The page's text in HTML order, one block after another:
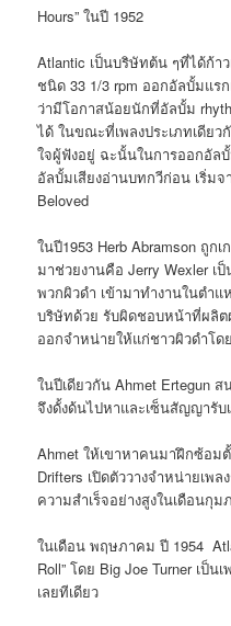
Hours” ในปี 1952
Atlantic เป็นบริษัทต้น ๆที่ได้ก้า
ชนิด 33 1/3 rpm ออกอัลบั้มแร
ว่ามีโอกาสน้อยนักที่อัลบั้ม
ได้ ในขณะที่เพลงประเภทเดียว
ใจผู้ฟังอยู่ ฉะนั้นในการออกอัล
อัลบั้มเสียงอ่านบทกวีก่อน เริ่มจ
Beloved
ในปี1953 Herb Abramson ถูก
มาช่วยงานคือ Jerry Wexler เ
พวกผิวดำ เข้ามาทำงานในตำแ
บริษัทด้วย รับผิดชอบหน้าที่ผลิต
ออกจำหน่ายให้แก่ชาวผิวดำโด
ในปีเดียวกัน Ahmet Ertegun ส
จึงดั้งด้นไปหาและเซ็นสัญญารับ
Ahmet ให้เขาหาคนมาฝึกซ้อม
Drifters เปิดตัววางจำหน่ายเพล
ความสำเร็จอย่างสูงในเดือนกุ
ในเดือน พฤษภาคม ปี 1954
Roll” โดย Big Joe Turner เป็
เลยทีเดียว